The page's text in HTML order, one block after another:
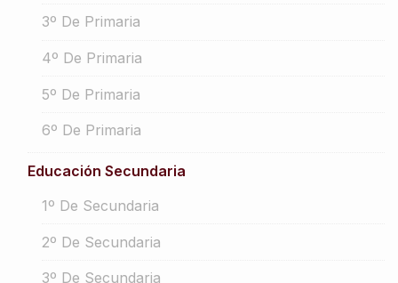
3º De Primaria
4º De Primaria
5º De Primaria
6º De Primaria
Educación Secundaria
1º De Secundaria
2º De Secundaria
3º De Secundaria